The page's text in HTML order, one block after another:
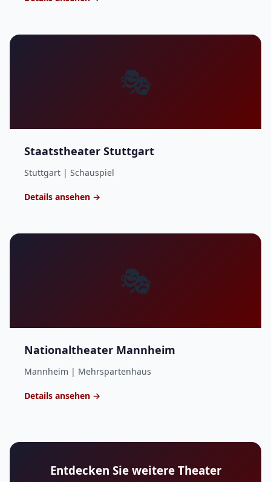
🎭
Staatstheater Stuttgart
Stuttgart | Schauspiel
Details ansehen →
🎭
Nationaltheater Mannheim
Mannheim | Mehrspartenhaus
Details ansehen →
Entdecken Sie weitere Theater